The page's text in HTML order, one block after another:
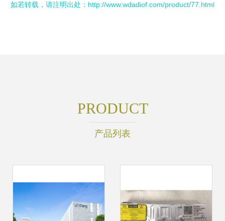
如若转载，请注明出处：http://www.wdadiof.com/product/77.html
PRODUCT
产品列表